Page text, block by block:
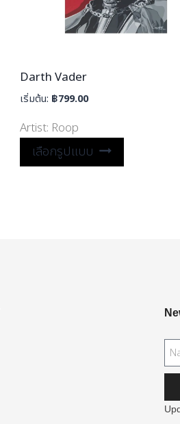
Darth Vader
เริ่มต้น: ฿799.00
Artist: Roop
เลือกรูปแบบ